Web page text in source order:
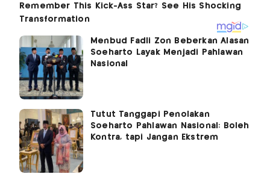
Menbud Fadli Zon Beberkan Alasan
Soeharto Layak Menjadi Pahlawan
Nasional
Tutut Tanggapi Penolakan
Soeharto Pahlawan Nasional: Boleh
Kontra, tapi Jangan Ekstrem